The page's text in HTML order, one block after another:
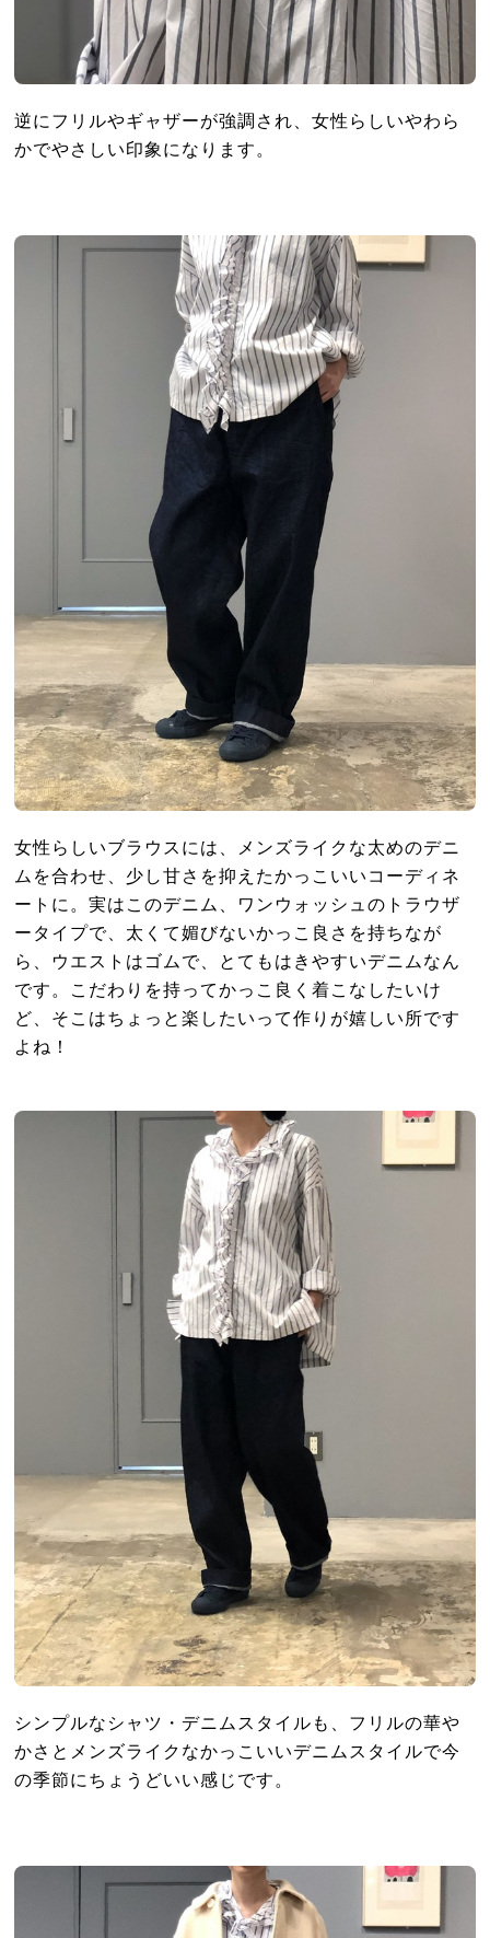
逆にフリルやギャザーが強調され、女性らしいやわら
かでやさしい印象になります。
女性らしいブラウスには、メンズライクな太めのデニ
ムを合わせ、少し甘さを抑えたかっこいいコーディネ
ートに。実はこのデニム、ワンウォッシュのトラウザ
ータイプで、太くて媚びないかっこ良さを持ちなが
ら、ウエストはゴムで、とてもはきやすいデニムなん
です。こだわりを持ってかっこ良く着こなしたいけ
ど、そこはちょっと楽したいって作りが嬉しい所です
よね！
シンプルなシャツ・デニムスタイルも、フリルの華や
かさとメンズライクなかっこいいデニムスタイルで今
の季節にちょうどいい感じです。